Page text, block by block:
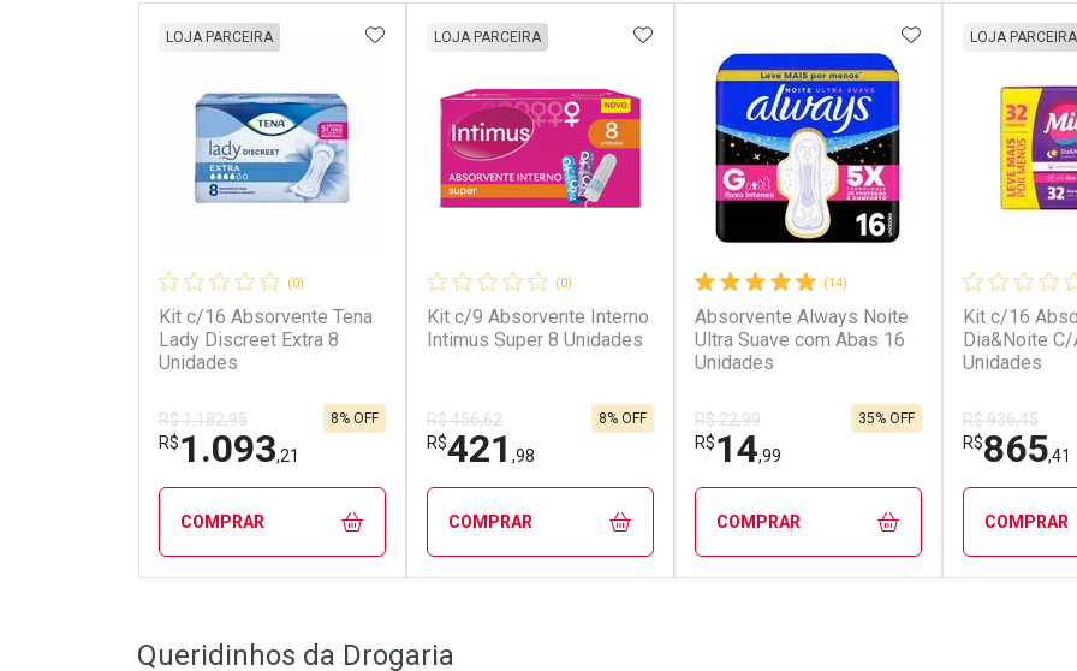
(0)
Kit c/16 Absorvente Tena
Lady Discreet Extra 8
Unidades
LOJA PARCEIRA
R$ 1.182,95
R$1.093,21
8% OFF
ADICIONAR AOS FAVORITOS
COMPRAR
(0)
Kit c/9 Absorvente Interno
Intimus Super 8 Unidades
LOJA PARCEIRA
R$ 456,62
R$421 ,98
8% OFF
ADICIONAR AOS FAVORITOS
COMPRAR
(14)
Absorvente Always Noite
Ultra Suave com Abas 16
Unidades
R$ 22,99
R$14,99
35% OFF
ADICIONAR AOS
COMPRAR
Kit c/16
Dia&Noite
Unidades
LOJA PARCEIRA
R$ 936,45
R$865,41
COMPRAR
Queridinhos da Drogaria